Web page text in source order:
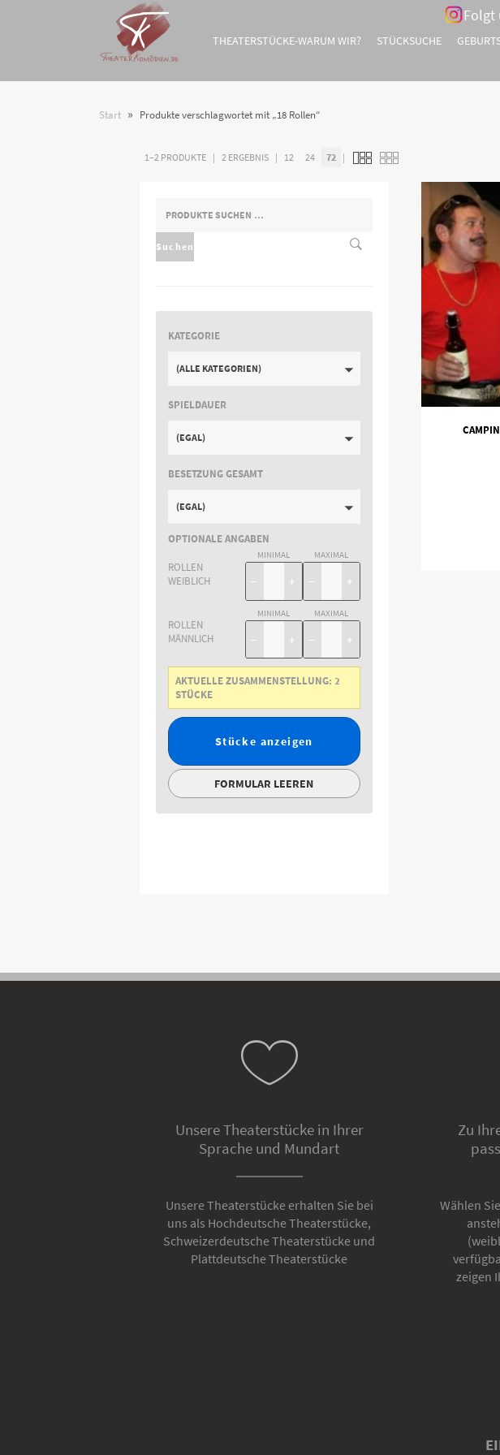
Folgt
THEATERSTÜCKE-WARUM WIR? STÜCKSUCHE
Start » Produkte verschlagwortet mit „18 Rollen“
1–2 PRODUKTE 2 ERGEBNIS 12 24 72
SUCHEN
NACH:
Suchen
KATEGORIE
(ALLE KATEGORIEN)
SPIELDAUER
(EGAL)
BESETZUNG GESAMT
(EGAL)
OPTIONALE ANGABEN
ROLLEN
WEIBLICH
MINIMAL
− +
MAXIMAL
− +
ROLLEN
MÄNNLICH
MINIMAL
− +
MAXIMAL
− +
AKTUELLE ZUSAMMENSTELLUNG: 2
STÜCKE
Stücke anzeigen
FORMULAR LEEREN
Unsere Theaterstücke in Ihrer
Sprache und Mundart
Unsere Theaterstücke erhalten Sie bei
uns als Hochdeutsche Theaterstücke,
Schweizerdeutsche Theaterstücke und
Plattdeutsche Theaterstücke
Zu
Wählen
zeigen